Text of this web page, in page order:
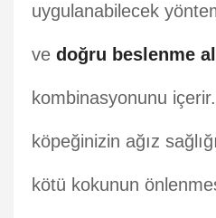
uygulanabilecek
ve doğru beslenme
kombinasyonunu
köpeğinizin ağız
kötü kokunun